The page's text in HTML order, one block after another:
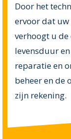
Door het
ervoor dat
verhoogt u
levensduur
reparatie en
beheer en de
zijn rekening.